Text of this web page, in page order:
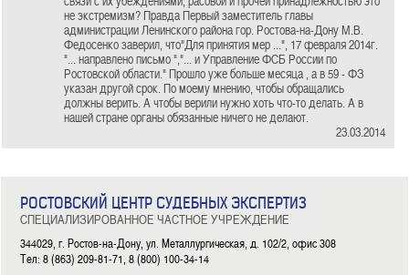
не экстремизм? Правда Первый заместитель главы
администрации Ленинского района гор. Ростова-на-Дону М.В.
Федосенко заверил, что"Для принятия мер ...", 17 февраля 2014г.
"... направлено письмо ","... и Управление ФСБ России по
Ростовской области." Прошло уже больше месяца , а в 59 - ФЗ
указан другой срок. По моему мнению, чтобы обращались
должны верить. А чтобы верили нужно хоть что-то делать. А в
нашей стране органы обязанные ничего не делают.
23.03.2014
РОСТОВСКИЙ ЦЕНТР СУДЕБНЫХ ЭКСПЕРТИЗ
СПЕЦИАЛИЗИРОВАННОЕ ЧАСТНОЕ УЧРЕЖДЕНИЕ
344029, г. Ростов-на-Дону, ул. Металлургическая, д. 102/2, офис 308
Тел: 8 (863) 209-81-71, 8 (800) 100-34-14